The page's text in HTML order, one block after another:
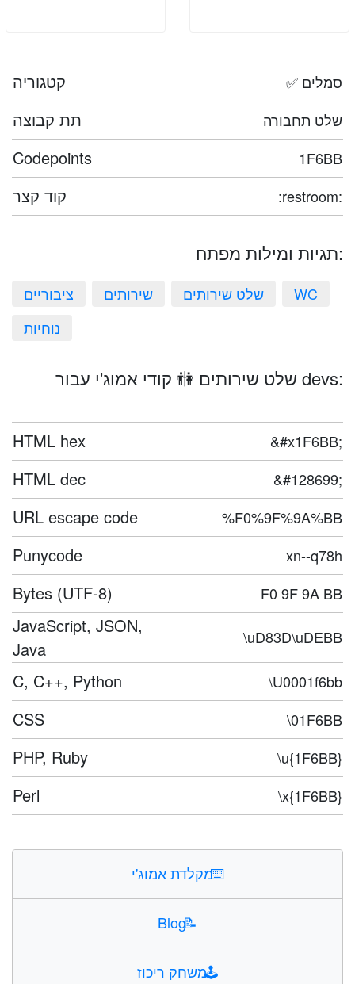
קטגוריה ✅ סמלים
תת קבוצה שלט תחבורה
Codepoints 1F6BB
קוד קצר :restroom:
תגיות ומילות מפתח:
ציבוריים שירותים שלט שירותים
WC
נוחיות
שלט שירותים 🚻 קודי אמוג'י עבור devs:
HTML hex &#x1F6BB;
HTML dec &#128699;
URL escape code %F0%9F%9A%BB
Punycode xn--q78h
Bytes (UTF-8) F0 9F 9A BB
JavaScript, JSON,
Java
\uD83D\uDEBB
C, C++, Python \U0001f6bb
CSS \01F6BB
PHP, Ruby \u{1F6BB}
Perl \x{1F6BB}
⌨️מקלדת אמוג'י
📝
Blog
🕹️משחק ריכוז